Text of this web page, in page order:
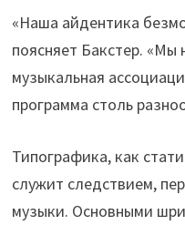
«Наша айдентика
поясняет Бакстер. «Мы
музыкальная
программа столь
Типографика, как
служит следствием,
музыки. Основными